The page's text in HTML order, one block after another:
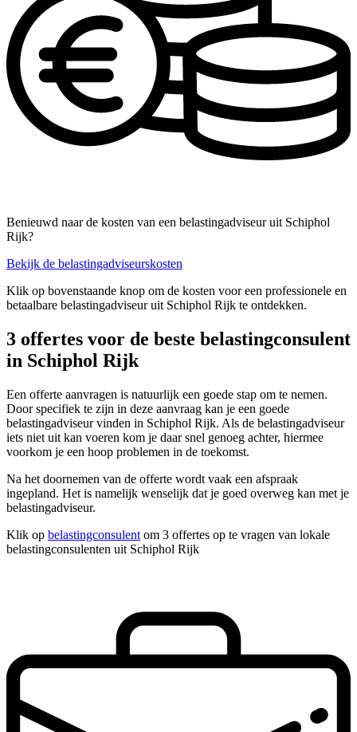
Benieuwd naar de kosten van een belastingadviseur uit Schiphol
Rijk?
Bekijk de belastingadviseurskosten
Klik op bovenstaande knop om de kosten voor een professionele en
betaalbare belastingadviseur uit Schiphol Rijk te ontdekken.
3 offertes voor de beste belastingconsulent
in Schiphol Rijk
Een offerte aanvragen is natuurlijk een goede stap om te nemen.
Door specifiek te zijn in deze aanvraag kan je een goede
belastingadviseur vinden in Schiphol Rijk. Als de belastingadviseur
iets niet uit kan voeren kom je daar snel genoeg achter, hiermee
voorkom je een hoop problemen in de toekomst.
Na het doornemen van de offerte wordt vaak een afspraak
ingepland. Het is namelijk wenselijk dat je goed overweg kan met je
belastingadviseur.
Klik op belastingconsulent om 3 offertes op te vragen van lokale
belastingconsulenten uit Schiphol Rijk